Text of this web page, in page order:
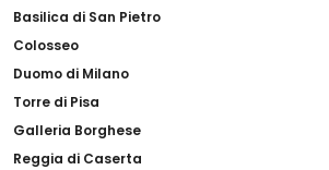
Basilica di San Pietro
Colosseo
Duomo di Milano
Torre di Pisa
Galleria Borghese
Reggia di Caserta